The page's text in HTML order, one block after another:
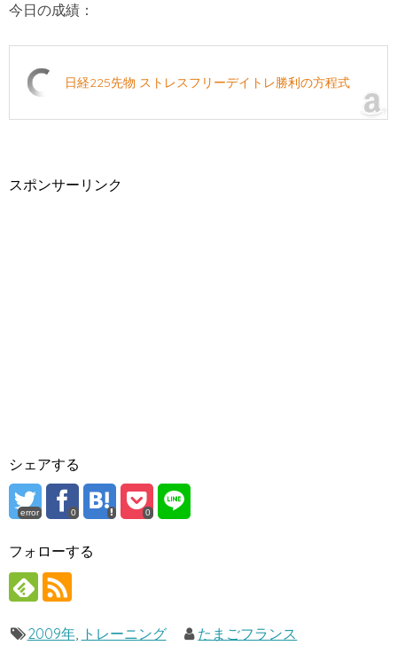
今日の成績：
日経225先物 ストレスフリーデイトレ勝利の方程式
スポンサーリンク
シェアする
error 0 0
フォローする
2009年, トレーニング たまごフランス